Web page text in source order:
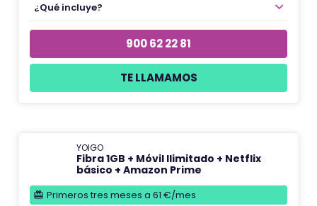
¿Qué incluye?
900 62 22 81
TE LLAMAMOS
YOIGO
Fibra 1GB + Móvil Ilimitado + Netflix
básico + Amazon Prime
Primeros tres meses a 61 €/mes